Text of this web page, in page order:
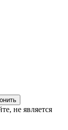
не является